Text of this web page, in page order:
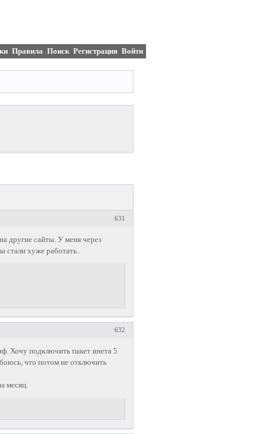
Правила Поиск Регистрация Войти
631
другие сайты. У меня через
хуже работать..
632
Хочу подключить пакет инета 5
что потом не отключить
месяц.